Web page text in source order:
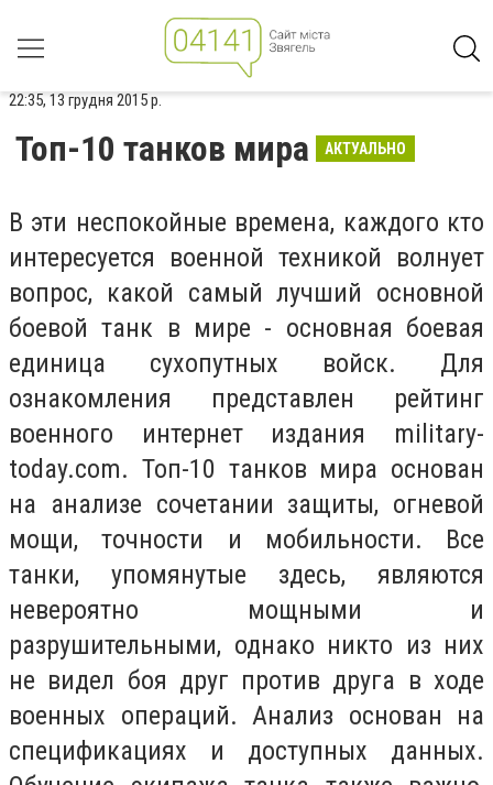
22:35, 13 грудня 2015 р.
Топ-10 танков мира АКТУАЛЬНО
В эти неспокойные времена, каждого кто
интересуется военной техникой волнует
вопрос, какой самый лучший основной
боевой танк в мире - основная боевая
единица сухопутных войск. Для
ознакомления представлен рейтинг
военного интернет издания military-
today.com. Топ-10 танков мира основан
на анализе сочетании защиты, огневой
мощи, точности и мобильности. Все
танки, упомянутые здесь, являются
невероятно мощными и
разрушительными, однако никто из них
не видел боя друг против друга в ходе
военных операций. Анализ основан на
спецификациях и доступных данных.